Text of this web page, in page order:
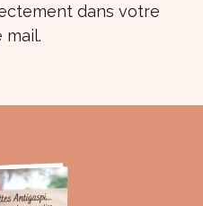
dans votre
mail.